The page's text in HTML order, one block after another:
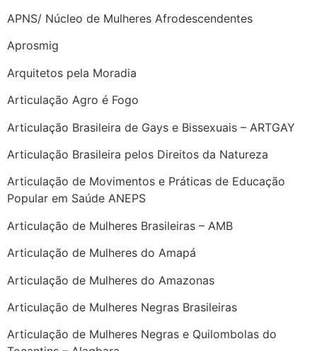
APNS/ Núcleo de Mulheres Afrodescendentes
Aprosmig
Arquitetos pela Moradia
Articulação Agro é Fogo
Articulação Brasileira de Gays e Bissexuais – ARTGAY
Articulação Brasileira pelos Direitos da Natureza
Articulação de Movimentos e Práticas de Educação
Popular em Saúde ANEPS
Articulação de Mulheres Brasileiras – AMB
Articulação de Mulheres do Amapá
Articulação de Mulheres do Amazonas
Articulação de Mulheres Negras Brasileiras
Articulação de Mulheres Negras e Quilombolas do